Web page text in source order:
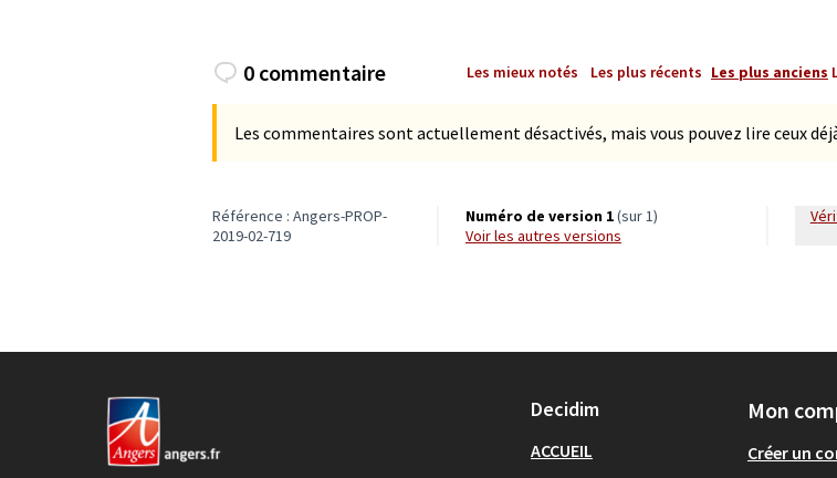
0 commentaire Les mieux notés Les plus récents Les plus anciens
Les commentaires sont actuellement désactivés, mais vous pouvez lire ceux
Référence : Angers-PROP-
2019-02-719
Numéro de version 1(sur 1)
voir les autres versions
Vérifiez l'empreinte
Decidim
ACCUEIL
Mon
Créer un